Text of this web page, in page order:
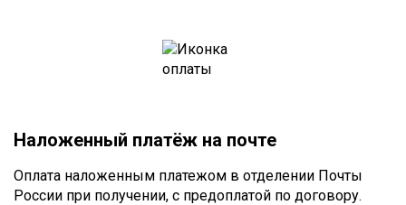
Наложенный платёж на почте
Оплата наложенным платежом в отделении Почты
России при получении, с предоплатой по договору.